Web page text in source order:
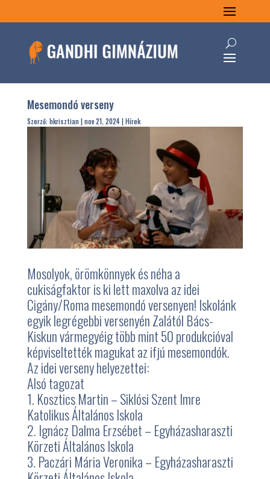
Mesemondó verseny
Szerző:hkrisztian|nov 21, 2024|Hírek
Mosolyok, örömkönnyek és néha a
cukiságfaktor is ki lett maxolva az idei
Cigány/Roma mesemondó versenyen! Iskolánk
egyik legrégebbi versenyén Zalától Bács-
Kiskun vármegyéig több mint 50 produkcióval
képviseltették magukat az ifjú mesemondók.
Az idei verseny helyezettei:
Alsó tagozat
1. Kosztics Martin – Siklósi Szent Imre
Katolikus Általános Iskola
2. Ignácz Dalma Erzsébet – Egyházasharaszti
Körzeti Általános Iskola
3. Paczári Mária Veronika – Egyházasharaszti